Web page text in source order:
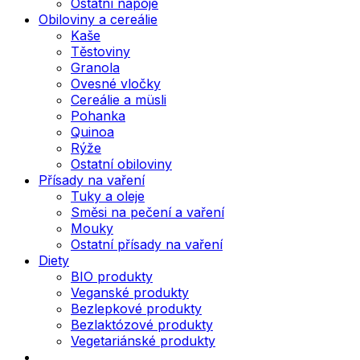
Obiloviny a cereálie
Kaše
Těstoviny
Granola
Ovesné vločky
Cereálie a müsli
Pohanka
Quinoa
Rýže
Ostatní obiloviny
Přísady na vaření
Tuky a oleje
Směsi na pečení a vaření
Mouky
Ostatní přísady na vaření
Diety
BIO produkty
Veganské produkty
Bezlepkové produkty
Bezlaktózové produkty
Vegetariánské produkty